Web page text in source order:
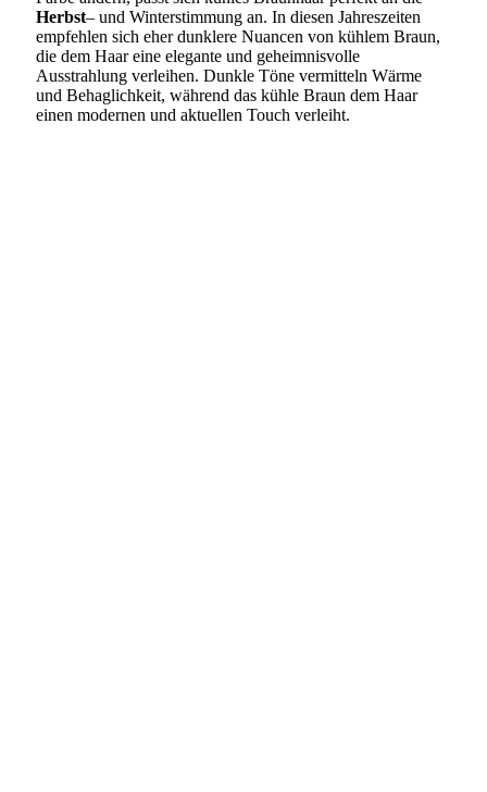
Herbst– und Winterstimmung an. In diesen Jahreszeiten
empfehlen sich eher dunklere Nuancen von kühlem Braun,
die dem Haar eine elegante und geheimnisvolle
Ausstrahlung verleihen. Dunkle Töne vermitteln Wärme
und Behaglichkeit, während das kühle Braun dem Haar
einen modernen und aktuellen Touch verleiht.